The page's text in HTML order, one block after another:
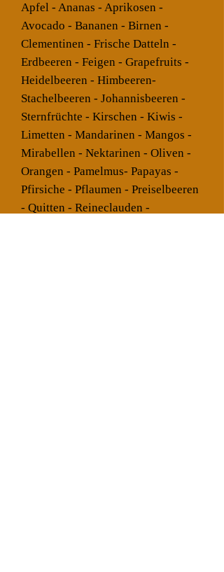
Apfel - Ananas - Aprikosen -
Avocado - Bananen - Birnen -
Clementinen - Frische Datteln -
Erdbeeren - Feigen - Grapefruits -
Heidelbeeren - Himbeeren-
Stachelbeeren - Johannisbeeren -
Sternfrüchte - Kirschen - Kiwis -
Limetten - Mandarinen - Mangos -
Mirabellen - Nektarinen - Oliven -
Orangen - Pamelmus- Papayas -
Pfirsiche - Pflaumen - Preiselbeeren
- Quitten - Reineclauden -